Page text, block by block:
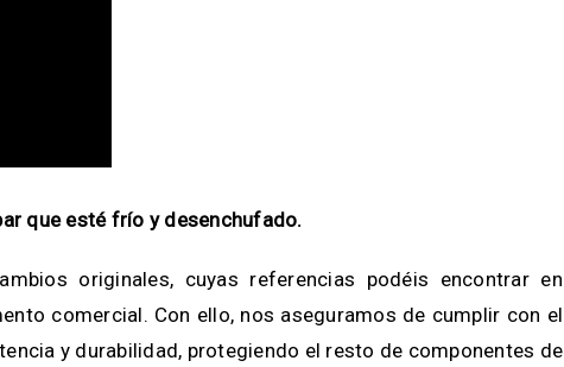
que esté frío y desenchufado.
originales, cuyas referencias podéis encontrar en
comercial. Con ello, nos aseguramos de cumplir con el
y durabilidad, protegiendo el resto de componentes de